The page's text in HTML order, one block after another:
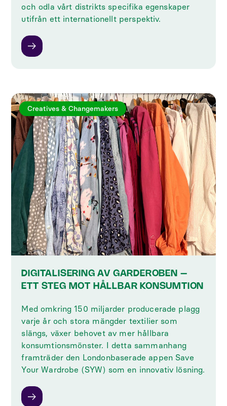
och odla vårt distrikts specifika egenskaper
utifrån ett internationellt perspektiv.
Creatives & Changemakers
DIGITALISERING AV GARDEROBEN –
ETT STEG MOT HÅLLBAR KONSUMTION
Med omkring 150 miljarder producerade plagg
varje år och stora mängder textilier som
slängs, växer behovet av mer hållbara
konsumtionsmönster. I detta sammanhang
framträder den Londonbaserade appen Save
Your Wardrobe (SYW) som en innovativ lösning.